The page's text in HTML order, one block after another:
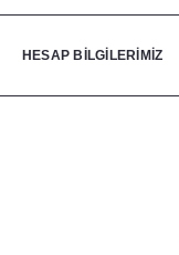
HESAP BİLGİLERİMİZ